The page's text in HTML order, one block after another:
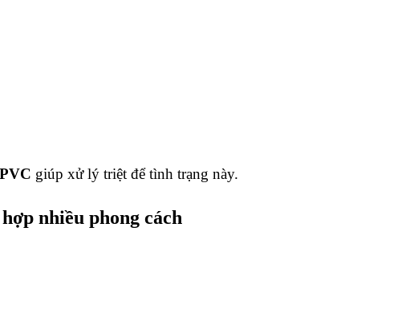
giúp xử lý triệt để tình trạng này.
nhiều phong cách